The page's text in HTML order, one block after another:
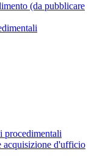
(da pubblicare
procedimentali
acquisizione d'ufficio